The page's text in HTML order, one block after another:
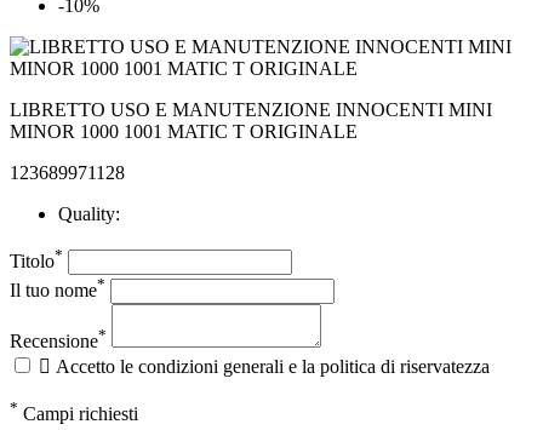
-10%
LIBRETTO USO E MANUTENZIONE INNOCENTI MINI
MINOR 1000 1001 MATIC T ORIGINALE
123689971128
Quality:
Titolo*
Il tuo nome*
Recensione*
 Accetto le condizioni generali e la politica di riservatezza
* Campi richiesti